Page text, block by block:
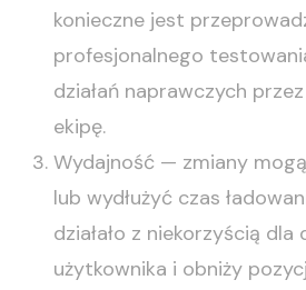
konieczne jest
profesjonalnego
działań naprawczych
ekipę.
Wydajność — zmiany
lub wydłużyć czas
działało z niekorzyścią
użytkownika i obniży